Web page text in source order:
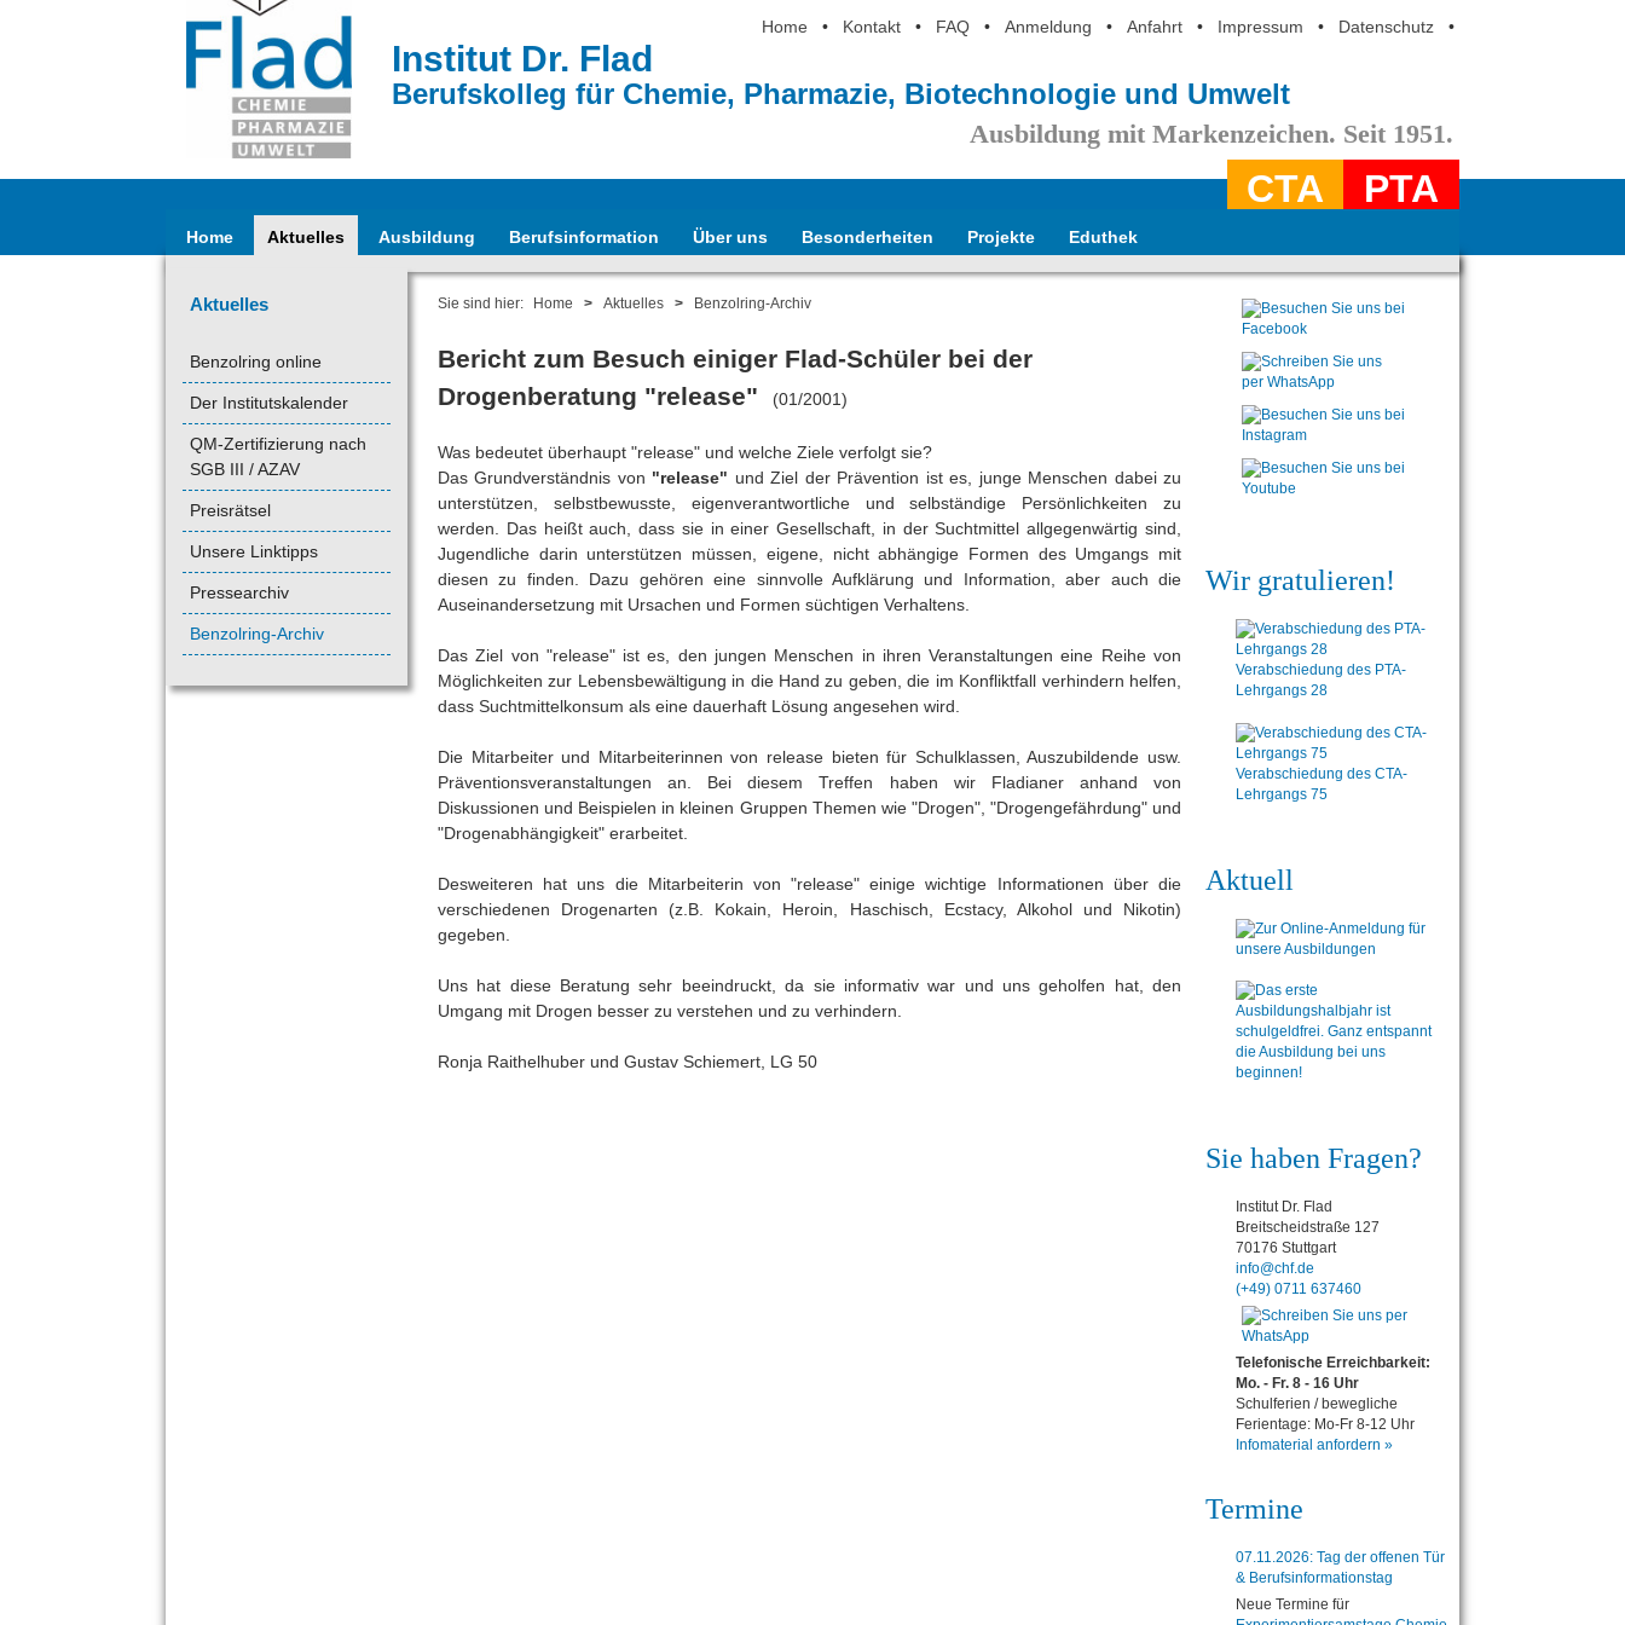
Home • Kontakt • FAQ • Anmeldung • Anfahrt • Impressum • Datenschutz •
Institut Dr. Flad
Berufskolleg für Chemie, Pharmazie, Biotechnologie und Umwelt
Ausbildung mit Markenzeichen. Seit 1951.
CTA PTA
Home Aktuelles Ausbildung Berufsinformation Über uns Besonderheiten Projekte Eduthek
Aktuelles
Benzolring online
Der Institutskalender
QM-Zertifizierung nach
SGB III / AZAV
Preisrätsel
Unsere Linktipps
Pressearchiv
Benzolring-Archiv
Sie sind hier: Home > Aktuelles > Benzolring-Archiv
Bericht zum Besuch einiger Flad-Schüler bei der
Drogenberatung "release" (01/2001)
Was bedeutet überhaupt "release" und welche Ziele verfolgt sie?
Das Grundverständnis von "release" und Ziel der Prävention ist es, junge Menschen dabei zu
unterstützen, selbstbewusste, eigenverantwortliche und selbständige Persönlichkeiten zu
werden. Das heißt auch, dass sie in einer Gesellschaft, in der Suchtmittel allgegenwärtig sind,
Jugendliche darin unterstützen müssen, eigene, nicht abhängige Formen des Umgangs mit
diesen zu finden. Dazu gehören eine sinnvolle Aufklärung und Information, aber auch die
Auseinandersetzung mit Ursachen und Formen süchtigen Verhaltens.
Das Ziel von "release" ist es, den jungen Menschen in ihren Veranstaltungen eine Reihe von
Möglichkeiten zur Lebensbewältigung in die Hand zu geben, die im Konfliktfall verhindern helfen,
dass Suchtmittelkonsum als eine dauerhaft Lösung angesehen wird.
Die Mitarbeiter und Mitarbeiterinnen von release bieten für Schulklassen, Auszubildende usw.
Präventionsveranstaltungen an. Bei diesem Treffen haben wir Fladianer anhand von
Diskussionen und Beispielen in kleinen Gruppen Themen wie "Drogen", "Drogengefährdung" und
"Drogenabhängigkeit" erarbeitet.
Desweiteren hat uns die Mitarbeiterin von "release" einige wichtige Informationen über die
verschiedenen Drogenarten (z.B. Kokain, Heroin, Haschisch, Ecstacy, Alkohol und Nikotin)
gegeben.
Uns hat diese Beratung sehr beeindruckt, da sie informativ war und uns geholfen hat, den
Umgang mit Drogen besser zu verstehen und zu verhindern.
Ronja Raithelhuber und Gustav Schiemert, LG 50
Wir gratulieren!
Verabschiedung des PTA-
Lehrgangs 28
Verabschiedung des CTA-
Lehrgangs 75
Aktuell
Sie haben Fragen?
Institut Dr. Flad
Breitscheidstraße 127
70176 Stuttgart
info@chf.de
(+49) 0711 637460
Telefonische Erreichbarkeit:
Mo. - Fr. 8 - 16 Uhr
Schulferien / bewegliche
Ferientage: Mo-Fr 8-12 Uhr
Infomaterial anfordern »
Termine
07.11.2026: Tag der offenen Tür
& Berufsinformationstag
Neue Termine für